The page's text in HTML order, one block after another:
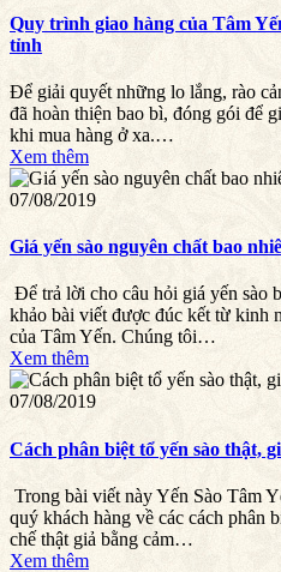
Quy trình giao hàng của Tâm
tỉnh
Để giải quyết những lo lắng, rào
đã hoàn thiện bao bì, đóng gói để
khi mua hàng ở xa.…
Xem thêm
07/08/2019
Giá yến sào nguyên chất bao
Để trả lời cho câu hỏi giá yến sào
khảo bài viết được đúc kết từ kinh
của Tâm Yến. Chúng tôi…
Xem thêm
07/08/2019
Cách phân biệt tổ yến sào thật,
Trong bài viết này Yến Sào Tâm
quý khách hàng về các cách phân
chế thật giả bằng cảm…
Xem thêm